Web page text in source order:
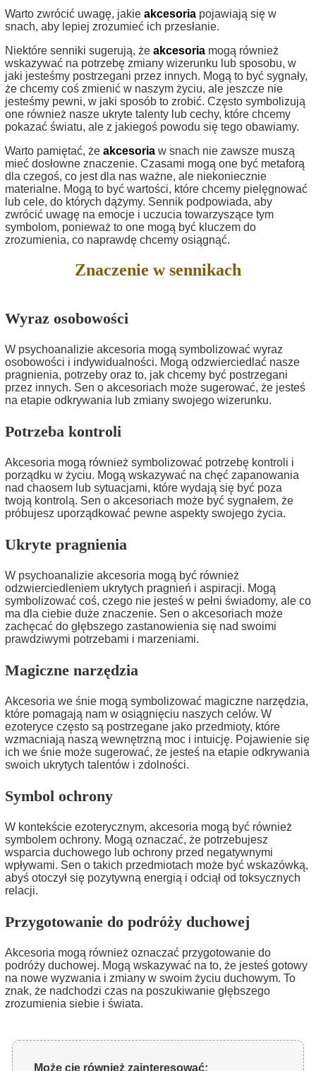
Warto zwrócić uwagę, jakie akcesoria pojawiają się w
snach, aby lepiej zrozumieć ich przesłanie.
Niektóre senniki sugerują, że akcesoria mogą również
wskazywać na potrzebę zmiany wizerunku lub sposobu, w
jaki jesteśmy postrzegani przez innych. Mogą to być sygnały,
że chcemy coś zmienić w naszym życiu, ale jeszcze nie
jesteśmy pewni, w jaki sposób to zrobić. Często symbolizują
one również nasze ukryte talenty lub cechy, które chcemy
pokazać światu, ale z jakiegoś powodu się tego obawiamy.
Warto pamiętać, że akcesoria w snach nie zawsze muszą
mieć dosłowne znaczenie. Czasami mogą one być metaforą
dla czegoś, co jest dla nas ważne, ale niekoniecznie
materialne. Mogą to być wartości, które chcemy pielęgnować
lub cele, do których dążymy. Sennik podpowiada, aby
zwrócić uwagę na emocje i uczucia towarzyszące tym
symbolom, ponieważ to one mogą być kluczem do
zrozumienia, co naprawdę chcemy osiągnąć.
Znaczenie w sennikach
Wyraz osobowości
W psychoanalizie akcesoria mogą symbolizować wyraz
osobowości i indywidualności. Mogą odzwierciedlać nasze
pragnienia, potrzeby oraz to, jak chcemy być postrzegani
przez innych. Sen o akcesoriach może sugerować, że jesteś
na etapie odkrywania lub zmiany swojego wizerunku.
Potrzeba kontroli
Akcesoria mogą również symbolizować potrzebę kontroli i
porządku w życiu. Mogą wskazywać na chęć zapanowania
nad chaosem lub sytuacjami, które wydają się być poza
twoją kontrolą. Sen o akcesoriach może być sygnałem, że
próbujesz uporządkować pewne aspekty swojego życia.
Ukryte pragnienia
W psychoanalizie akcesoria mogą być również
odzwierciedleniem ukrytych pragnień i aspiracji. Mogą
symbolizować coś, czego nie jesteś w pełni świadomy, ale co
ma dla ciebie duże znaczenie. Sen o akcesoriach może
zachęcać do głębszego zastanowienia się nad swoimi
prawdziwymi potrzebami i marzeniami.
Magiczne narzędzia
Akcesoria we śnie mogą symbolizować magiczne narzędzia,
które pomagają nam w osiągnięciu naszych celów. W
ezoteryce często są postrzegane jako przedmioty, które
wzmacniają naszą wewnętrzną moc i intuicję. Pojawienie się
ich we śnie może sugerować, że jesteś na etapie odkrywania
swoich ukrytych talentów i zdolności.
Symbol ochrony
W kontekście ezoterycznym, akcesoria mogą być również
symbolem ochrony. Mogą oznaczać, że potrzebujesz
wsparcia duchowego lub ochrony przed negatywnymi
wpływami. Sen o takich przedmiotach może być wskazówką,
abyś otoczył się pozytywną energią i odciął od toksycznych
relacji.
Przygotowanie do podróży duchowej
Akcesoria mogą również oznaczać przygotowanie do
podróży duchowej. Mogą wskazywać na to, że jesteś gotowy
na nowe wyzwania i zmiany w swoim życiu duchowym. To
znak, że nadchodzi czas na poszukiwanie głębszego
zrozumienia siebie i świata.
Może cię również zainteresować: